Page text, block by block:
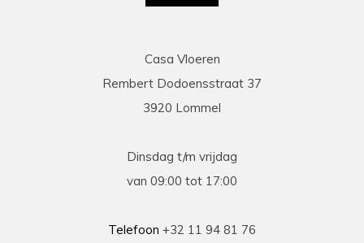
Prima geholpen bij zowel de keuze als plaatsing
problemen tijdens plaatsing .
Casa Vloeren
Rembert Dodoensstraat 37
3920 Lommel
Dinsdag t/m vrijdag
van 09:00 tot 17:00
Telefoon +32 11 94 81 76